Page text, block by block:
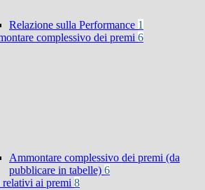
Relazione sulla Performance 1
complessivo dei premi 6
Ammontare complessivo dei premi (da
pubblicare in tabelle) 6
ai premi 8